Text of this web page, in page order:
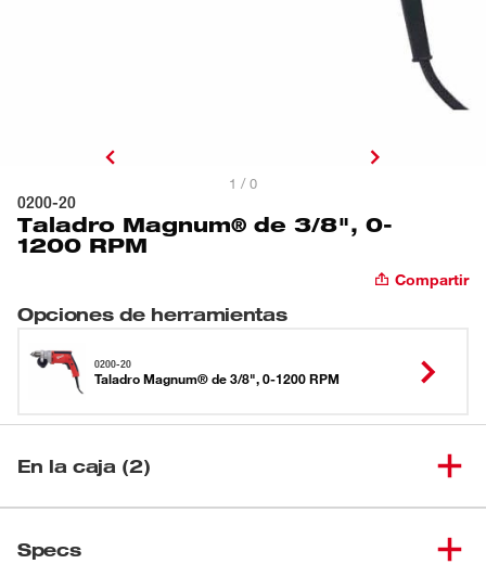
1 / 0
0200-20
Taladro Magnum® de 3/8", 0-
1200 RPM
Compartir
Opciones de herramientas
0200-20
Taladro Magnum® de 3/8", 0-1200 RPM
En la caja (2)
Specs